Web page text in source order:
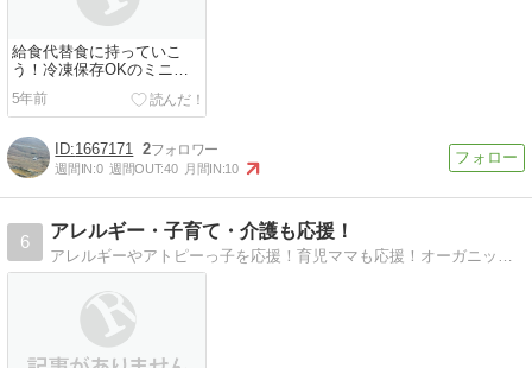
給食代替食に持っていこ
う！冷凍保存OKのミニス
イーツまとめ
5年前
1667171 2
週間IN:0 週間OUT:40 月間IN:10
6
アレルギー・子育て・介護も応援！
アレルギーやアトピーっ子を応援！育児ママも応援！オーガニックや無添加商品がテーマです